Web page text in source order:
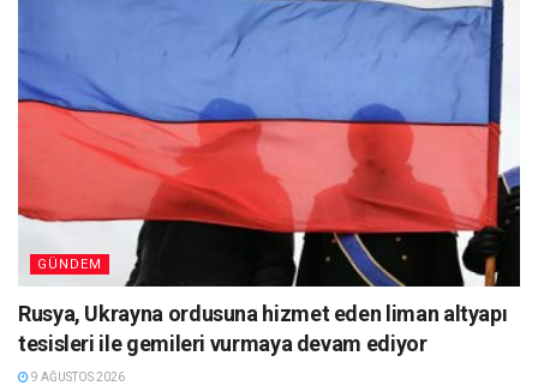
GÜNDEM
Rusya, Ukrayna ordusuna hizmet eden liman altyapı
tesisleri ile gemileri vurmaya devam ediyor
9 AĞUSTOS 2026